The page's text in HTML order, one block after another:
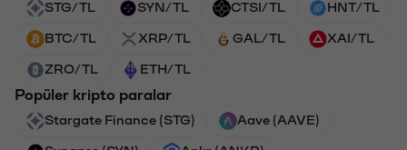
STG/TL SYN/TL CTSI/TL HNT/TL
BTC/TL XRP/TL GAL/TL XAI/TL
ZRO/TL ETH/TL
Popüler kripto paralar
Stargate Finance (STG) Aave (AAVE)